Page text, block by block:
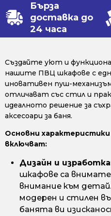
Бърза
доставка до
24 часа
Създайте уют и
нашите ПВЦ шкафове с
иновативен пуш-
отличават със стил и
идеалното решение за
аксесоари за баня.
Основни
включват:
Дизайн и
шкафове са
внимание към
модерен и стилен
банята ви